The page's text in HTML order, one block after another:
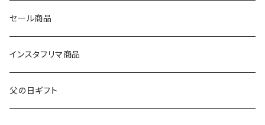
9000円～
10000円～
20000円～
日本酒
その他
おつまみ
食器
マグカップ
オリジナルバッグ
セール商品
インスタフリマ商品
父の日ギフト